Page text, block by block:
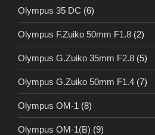
Olympus 35 DC (6)
Olympus F.Zuiko 50mm F1.8 (2)
Olympus G.Zuiko 35mm F2.8 (5)
Olympus G.Zuiko 50mm F1.4 (7)
Olympus OM-1 (8)
Olympus OM-1(B) (9)